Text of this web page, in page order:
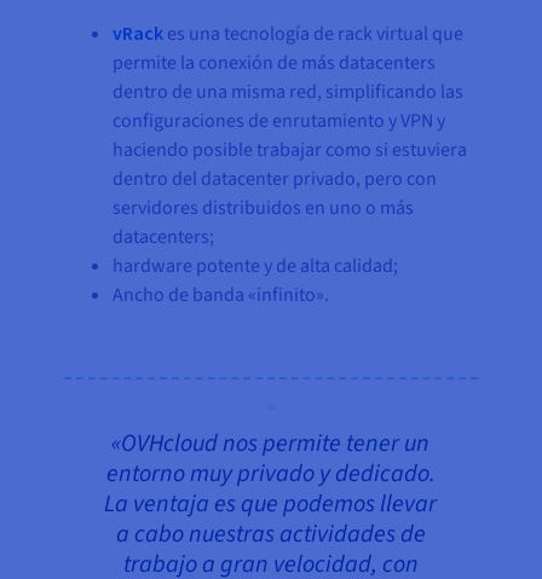
vRack es una tecnología de rack virtual que
permite la conexión de más datacenters
dentro de una misma red, simplificando las
configuraciones de enrutamiento y VPN y
haciendo posible trabajar como si estuviera
dentro del datacenter privado, pero con
servidores distribuidos en uno o más
datacenters;
hardware potente y de alta calidad;
Ancho de banda «infinito».
«OVHcloud nos permite tener un
entorno muy privado y dedicado.
La ventaja es que podemos llevar
a cabo nuestras actividades de
trabajo a gran velocidad, con